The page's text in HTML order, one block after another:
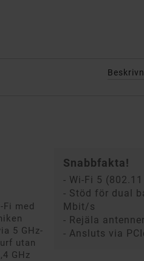
med
5 GHz-
utan
GHz
Snabbfakta!
- Wi-Fi 5
- Stöd för dual
Mbit/s
- Rejäla antenner
- Ansluts via